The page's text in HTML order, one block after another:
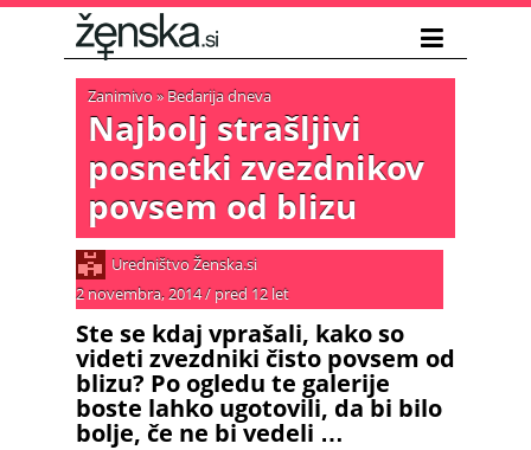
Zanimivo» Bedarija dneva
Najbolj strašljivi
posnetki zvezdnikov
povsem od blizu
Uredništvo Ženska.si
2 novembra, 2014/ pred 12 let
Ste se kdaj vprašali, kako so
videti zvezdniki čisto povsem od
blizu? Po ogledu te galerije
boste lahko ugotovili, da bi bilo
bolje, če ne bi vedeli …